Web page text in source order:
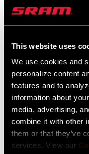
This website uses
We use cookies and
personalize content
features and to
information about
media, advertising,
combine it with other
them or that they’ve
services. View our
Catálogo De Repuestos
Idioma: English
89 MB
2026 RockShox Spare
Idioma: English
96 MB